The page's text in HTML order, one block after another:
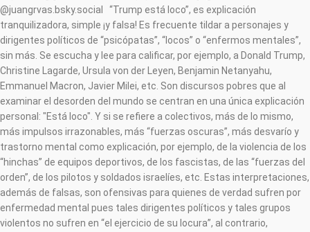
@juangrvas.bsky.social “Trump está loco”, es explicación
tranquilizadora, simple ¡y falsa! Es frecuente tildar a personajes y
dirigentes políticos de “psicópatas”, “locos” o “enfermos mentales”,
sin más. Se escucha y lee para calificar, por ejemplo, a Donald Trump,
Christine Lagarde, Ursula von der Leyen, Benjamin Netanyahu,
Emmanuel Macron, Javier Milei, etc. Son discursos pobres que al
examinar el desorden del mundo se centran en una única explicación
personal: "Está loco". Y si se refiere a colectivos, más de lo mismo,
más impulsos irrazonables, más “fuerzas oscuras”, más desvarío y
trastorno mental como explicación, por ejemplo, de la violencia de los
“hinchas” de equipos deportivos, de los fascistas, de las “fuerzas del
orden”, de los pilotos y soldados israelíes, etc. Estas interpretaciones,
además de falsas, son ofensivas para quienes de verdad sufren por
enfermedad mental pues tales dirigentes políticos y tales grupos
violentos no sufren en “el ejercicio de su locura”, al contrario,